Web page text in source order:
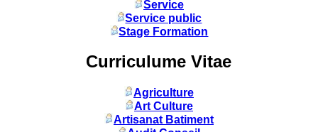
Service
Service public
Stage Formation
Curriculume Vitae
Agriculture
Art Culture
Artisanat Batiment